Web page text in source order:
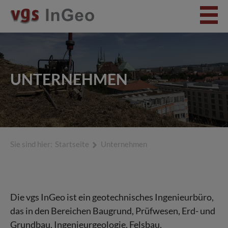
UNTERNEHMEN
Sie sind hier: Startseite Unternehmen
Die vgs InGeo ist ein geotechnisches Ingenieurbüro,
das in den Bereichen Baugrund, Prüfwesen, Erd- und
Grundbau, Ingenieurgeologie, Felsbau,